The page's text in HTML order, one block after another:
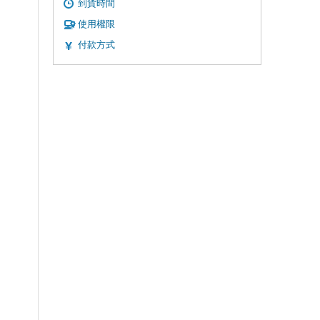
到貨時間
使用權限
付款方式